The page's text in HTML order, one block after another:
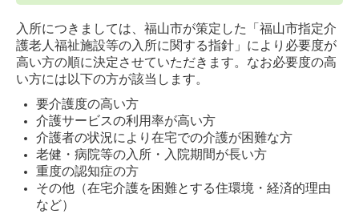
入所につきましては、福山市が策定した「福山市指定介
護老人福祉施設等の入所に関する指針」により必要度が
高い方の順に決定させていただきます。なお必要度の高
い方には以下の方が該当します。
要介護度の高い方
介護サービスの利用率が高い方
介護者の状況により在宅での介護が困難な方
老健・病院等の入所・入院期間が長い方
重度の認知症の方
その他（在宅介護を困難とする住環境・経済的理由
など）